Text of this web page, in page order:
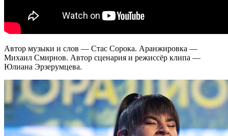
Автор музыки и слов — Стас Сорока. Аранжировка —
Михаил Смирнов. Автор сценария и режиссёр клипа —
Юлиана Эрзерумцева.